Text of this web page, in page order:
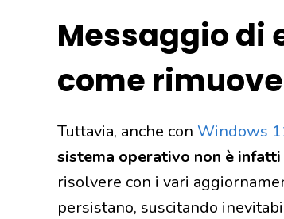
Messaggio di
come
Tuttavia, anche con Windows
sistema operativo non è infatti
risolvere con i vari
persistano, suscitando